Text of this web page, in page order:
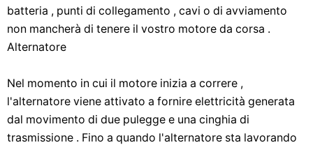
batteria , punti di collegamento , cavi o di avviamento
non mancherà di tenere il vostro motore da corsa .
Alternatore
Nel momento in cui il motore inizia a correre ,
l'alternatore viene attivato a fornire elettricità generata
dal movimento di due pulegge e una cinghia di
trasmissione . Fino a quando l'alternatore sta lavorando